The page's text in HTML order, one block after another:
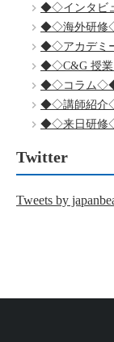
◆◇インタビ
◆◇海外研
◆◇アカデ
◆◇C&G 授
◆◇コラム
◆◇講師紹
◆◇来日研
Twitter
Tweets by